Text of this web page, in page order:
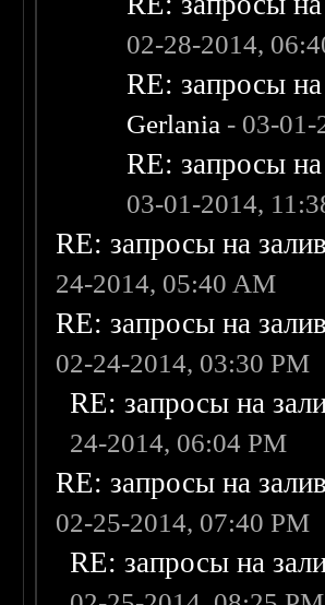
02-28-2014,
RE: запросы
Gerlania - 03-
RE: запросы
03-01-2014,
RE: запросы на
24-2014, 05:40 AM
RE: запросы на
02-24-2014, 03:30 PM
RE: запросы на
24-2014, 06:04 PM
RE: запросы на
02-25-2014, 07:40 PM
RE: запросы на